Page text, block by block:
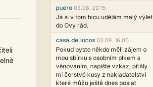
puero 03.08. 22:15
Já si v tom hicu udělám malý výlet
do Ovy rád.
casa.de.locos 03.08. 16:00
Pokud byste někdo měli zájem o
mou sbírku s osobním plkem a
věnováním, napište vzkaz, přišly
mi čerstvé kusy z nakladatelství
které můžu ještě dnes poslat